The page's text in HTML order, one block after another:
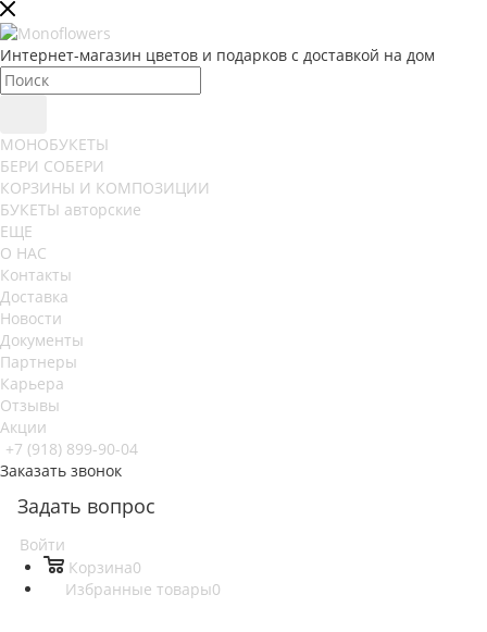
Интернет-магазин цветов и подарков с доставкой на дом
МОНОБУКЕТЫ
БЕРИ СОБЕРИ
КОРЗИНЫ И КОМПОЗИЦИИ
БУКЕТЫ авторские
ЕЩЕ
О НАС
Контакты
Доставка
Новости
Документы
Партнеры
Карьера
Отзывы
Акции
+7 (918) 899-90-04
Заказать звонок
Задать вопрос
Войти
Корзина0
Избранные товары0